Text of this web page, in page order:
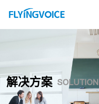
解决方案 SOLUTION